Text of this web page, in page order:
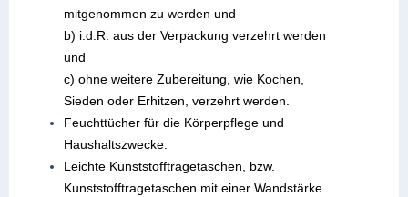
mitgenommen zu werden und
b) i.d.R. aus der Verpackung verzehrt werden
und
c) ohne weitere Zubereitung, wie Kochen,
Sieden oder Erhitzen, verzehrt werden.
Feuchttücher für die Körperpflege und
Haushaltszwecke.
Leichte Kunststofftragetaschen, bzw.
Kunststofftragetaschen mit einer Wandstärke